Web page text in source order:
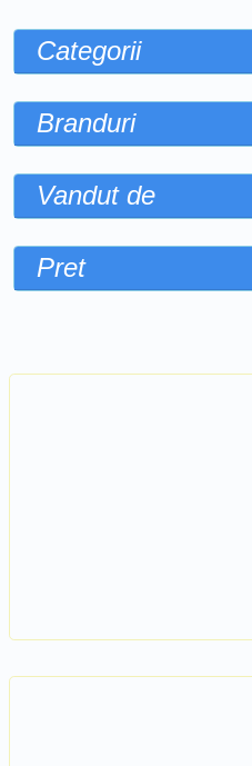
Categorii
Branduri
Vandut de
Pret